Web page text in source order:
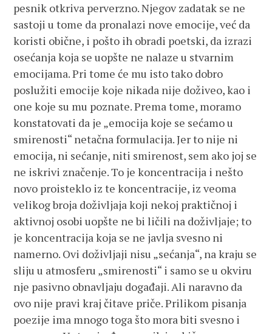
pesnik otkriva perverzno. Njegov zadatak se ne
sastoji u tome da pronalazi nove emocije, već da
koristi obične, i pošto ih obradi poetski, da izrazi
osećanja koja se uopšte ne nalaze u stvarnim
emocijama. Pri tome će mu isto tako dobro
poslužiti emocije koje nikada nije doživeo, kao i
one koje su mu poznate. Prema tome, moramo
konstatovati da je „emocija koje se sećamo u
smirenosti“ netačna formulacija. Jer to nije ni
emocija, ni sećanje, niti smirenost, sem ako joj se
ne iskrivi značenje. To je koncentracija i nešto
novo proisteklo iz te koncentracije, iz veoma
velikog broja doživljaja koji nekoj praktičnoj i
aktivnoj osobi uopšte ne bi ličili na doživljaje; to
je koncentracija koja se ne javlja svesno ni
namerno. Ovi doživljaji nisu „sećanja“, na kraju se
sliju u atmosferu „smirenosti“ i samo se u okviru
nje pasivno obnavljaju događaji. Ali naravno da
ovo nije pravi kraj čitave priče. Prilikom pisanja
poezije ima mnogo toga što mora biti svesno i